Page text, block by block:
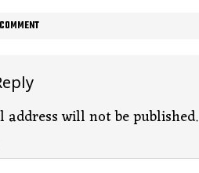
address will not be published.